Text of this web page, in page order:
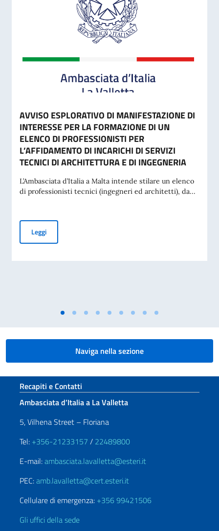
AVVISO ESPLORATIVO DI MANIFESTAZIONE DI
INTERESSE PER LA FORMAZIONE DI UN
ELENCO DI PROFESSIONISTI PER
L’AFFIDAMENTO DI INCARICHI DI SERVIZI
TECNICI DI ARCHITETTURA E DI INGEGNERIA
L’Ambasciata d’Italia a Malta intende stilare un elenco
di professionisti tecnici (ingegneri ed architetti), da...
LeggiAVVISO ESPLORATIVO DI MANIFESTAZIONE DI
Naviga nella sezione
Sezione footer
Recapiti e Contatti
Ambasciata d’Italia a La Valletta
5, Vilhena Street – Floriana
Tel: +356-21233157 / 22489800
E-mail:ambasciata.lavalletta@esteri.it
PEC:amb.lavalletta@cert.esteri.it
Cellulare di emergenza: +356 99421506
Gli uffici della sede